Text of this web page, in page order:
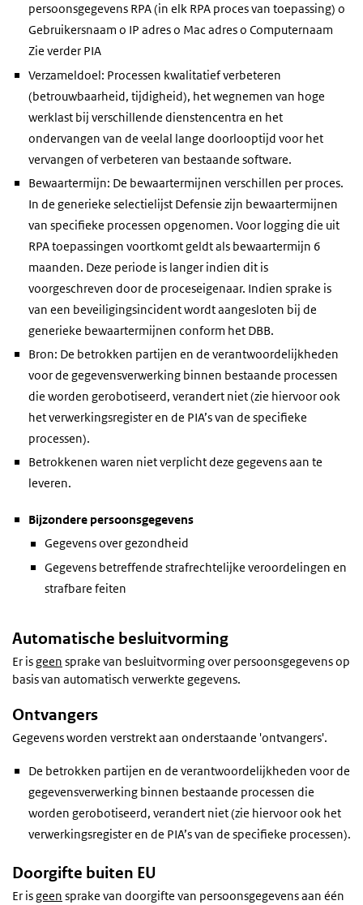
persoonsgegevens RPA (in elk RPA proces van toepassing) o
Gebruikersnaam o IP adres o Mac adres o Computernaam
Zie verder PIA
Verzameldoel: Processen kwalitatief verbeteren
(betrouwbaarheid, tijdigheid), het wegnemen van hoge
werklast bij verschillende dienstencentra en het
ondervangen van de veelal lange doorlooptijd voor het
vervangen of verbeteren van bestaande software.
Bewaartermijn: De bewaartermijnen verschillen per proces.
In de generieke selectielijst Defensie zijn bewaartermijnen
van specifieke processen opgenomen. Voor logging die uit
RPA toepassingen voortkomt geldt als bewaartermijn 6
maanden. Deze periode is langer indien dit is
voorgeschreven door de proceseigenaar. Indien sprake is
van een beveiligingsincident wordt aangesloten bij de
generieke bewaartermijnen conform het DBB.
Bron: De betrokken partijen en de verantwoordelijkheden
voor de gegevensverwerking binnen bestaande processen
die worden gerobotiseerd, verandert niet (zie hiervoor ook
het verwerkingsregister en de PIA’s van de specifieke
processen).
Betrokkenen waren niet verplicht deze gegevens aan te
leveren.
Bijzondere persoonsgegevens
Gegevens over gezondheid
Gegevens betreffende strafrechtelijke veroordelingen en
strafbare feiten
Automatische besluitvorming
Er isgeen sprake van besluitvorming over persoonsgegevens op
basis van automatisch verwerkte gegevens.
Ontvangers
Gegevens worden verstrekt aan onderstaande 'ontvangers'.
De betrokken partijen en de verantwoordelijkheden voor de
gegevensverwerking binnen bestaande processen die
worden gerobotiseerd, verandert niet (zie hiervoor ook het
verwerkingsregister en de PIA’s van de specifieke processen).
Doorgifte buiten EU
Er isgeen sprake van doorgifte van persoonsgegevens aan één